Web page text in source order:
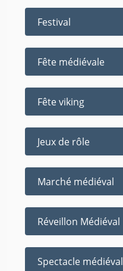
Festival
Fête médiévale
Fête viking
Jeux de rôle
Marché médiéval
Réveillon Médiéval
Spectacle médiéval